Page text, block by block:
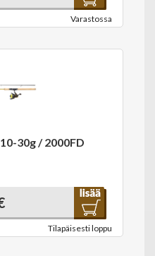
Varastossa
30g / 2000FD
Tilapäisesti loppu